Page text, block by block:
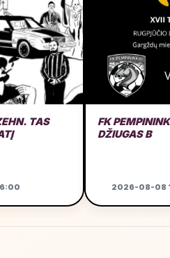
TAS
FK
DŽIUGAS B
2026-08-08